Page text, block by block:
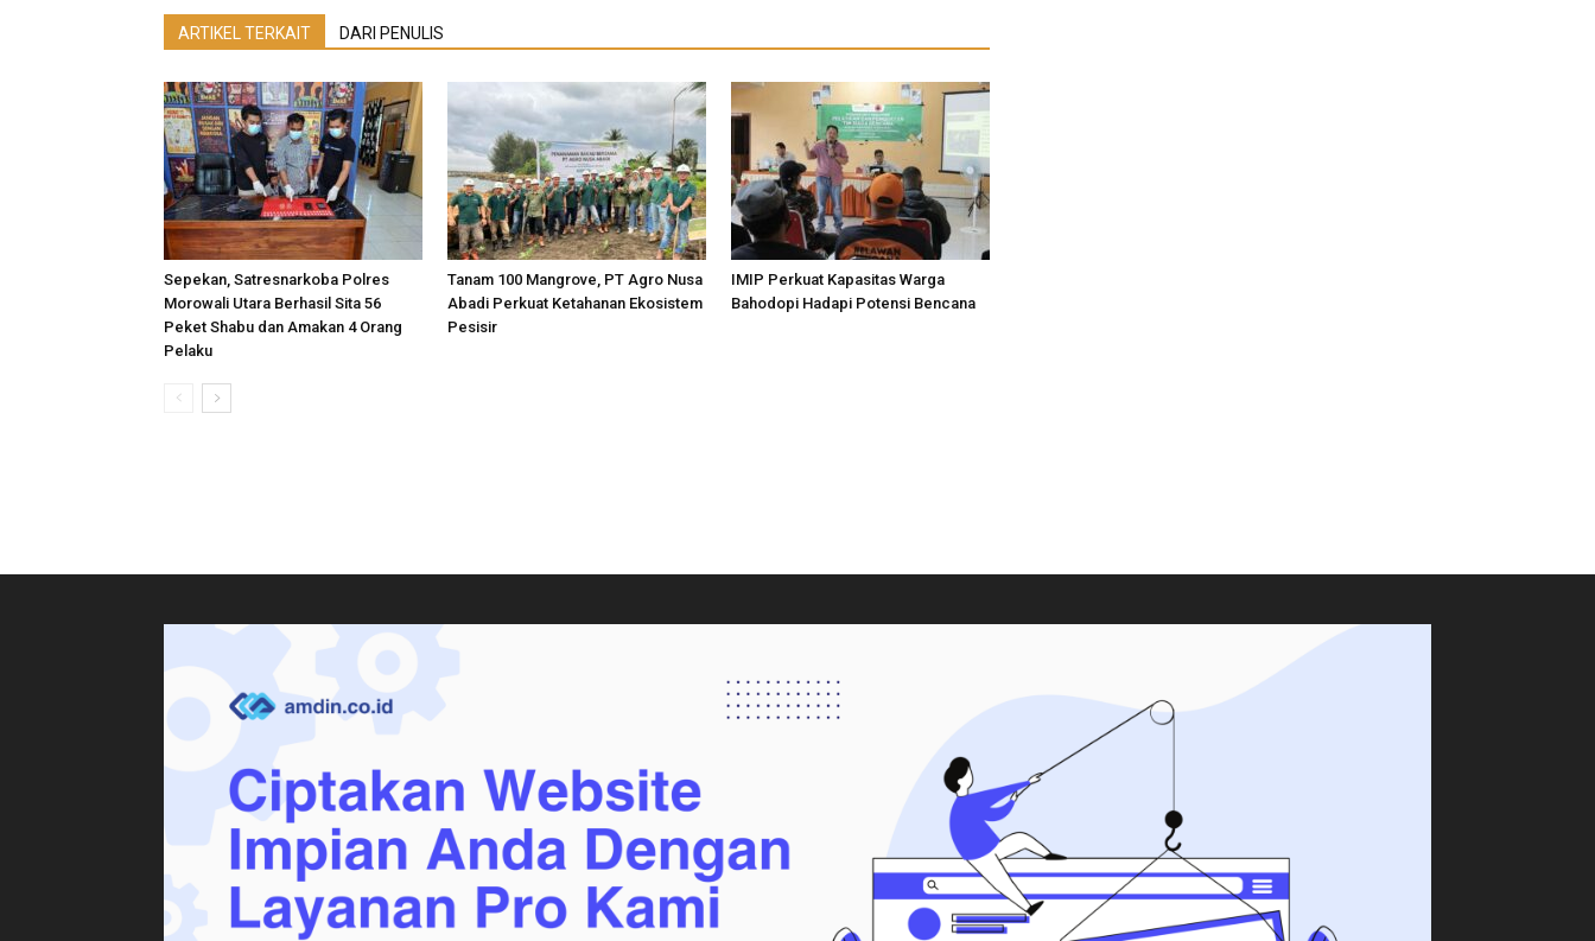
ARTIKEL TERKAIT DARI PENULIS
Sepekan, Satresnarkoba Polres
Morowali Utara Berhasil Sita 56
Peket Shabu dan Amakan 4 Orang
Pelaku
Tanam 100 Mangrove, PT Agro Nusa
Abadi Perkuat Ketahanan Ekosistem
Pesisir
IMIP Perkuat Kapasitas Warga
Bahodopi Hadapi Potensi Bencana